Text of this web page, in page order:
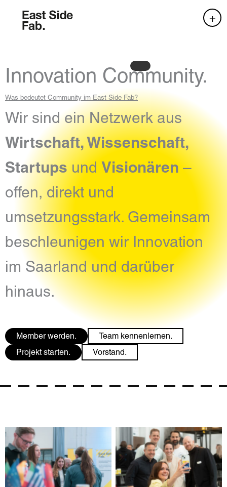
Innovation Community.
Was bedeutet Community im East Side Fab?
Wir sind ein Netzwerk aus
Wirtschaft, Wissenschaft,
Startupsund Visionären –
offen, direkt und
umsetzungsstark. Gemeinsam
beschleunigen wir Innovation
im Saarland und darüber
hinaus.
Member werden.
Team kennenlernen.
Projekt starten.
Vorstand.